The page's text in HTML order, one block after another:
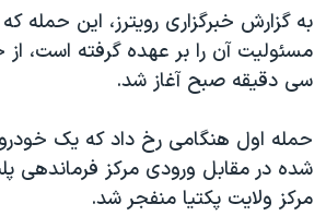
قانون شفافیت دارائی کادر رهبری ایران
اعتراضات مردمی آبان ۹۸
اسرائیل در جنگ
نرگس محمدی برنده جایزه نوبل صلح
همایش محافظه‌کاران آمریکا «سی‌پک»
صفحه‌های ویژه
به گزارش خبرگزاری رویترز، این حمله
سی دقیقه صبح آغاز شد.
حمله اول هنگامی رخ داد که یک
شده در مقابل ورودی مرکز فرماندهی
مرکز ولایت پکتیا منفجر شد.